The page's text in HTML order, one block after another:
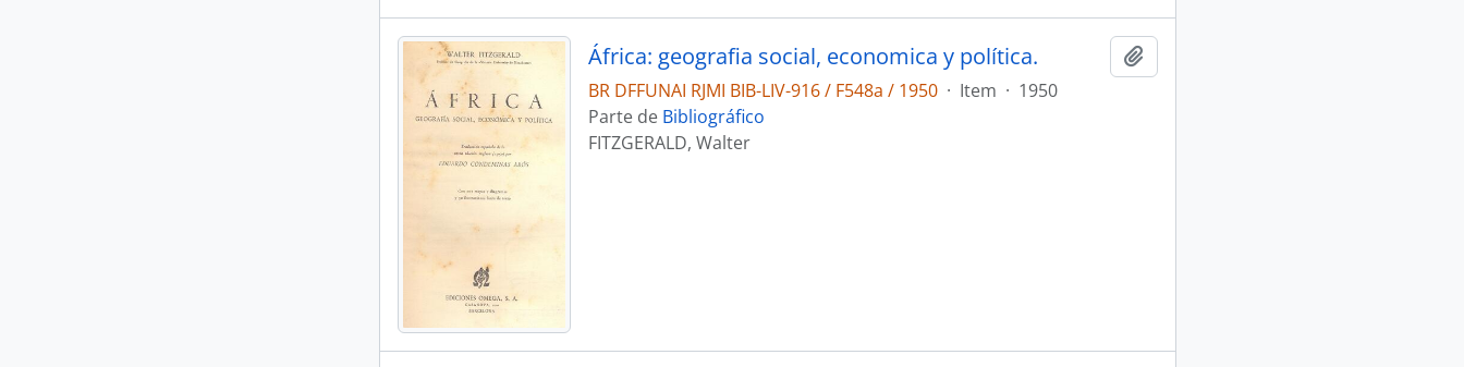
África: geografia social, economica y política.
BR DFFUNAI RJMI BIB-LIV-916 / F548a / 1950 · Item · 1950
Parte de Bibliográfico
FITZGERALD, Walter